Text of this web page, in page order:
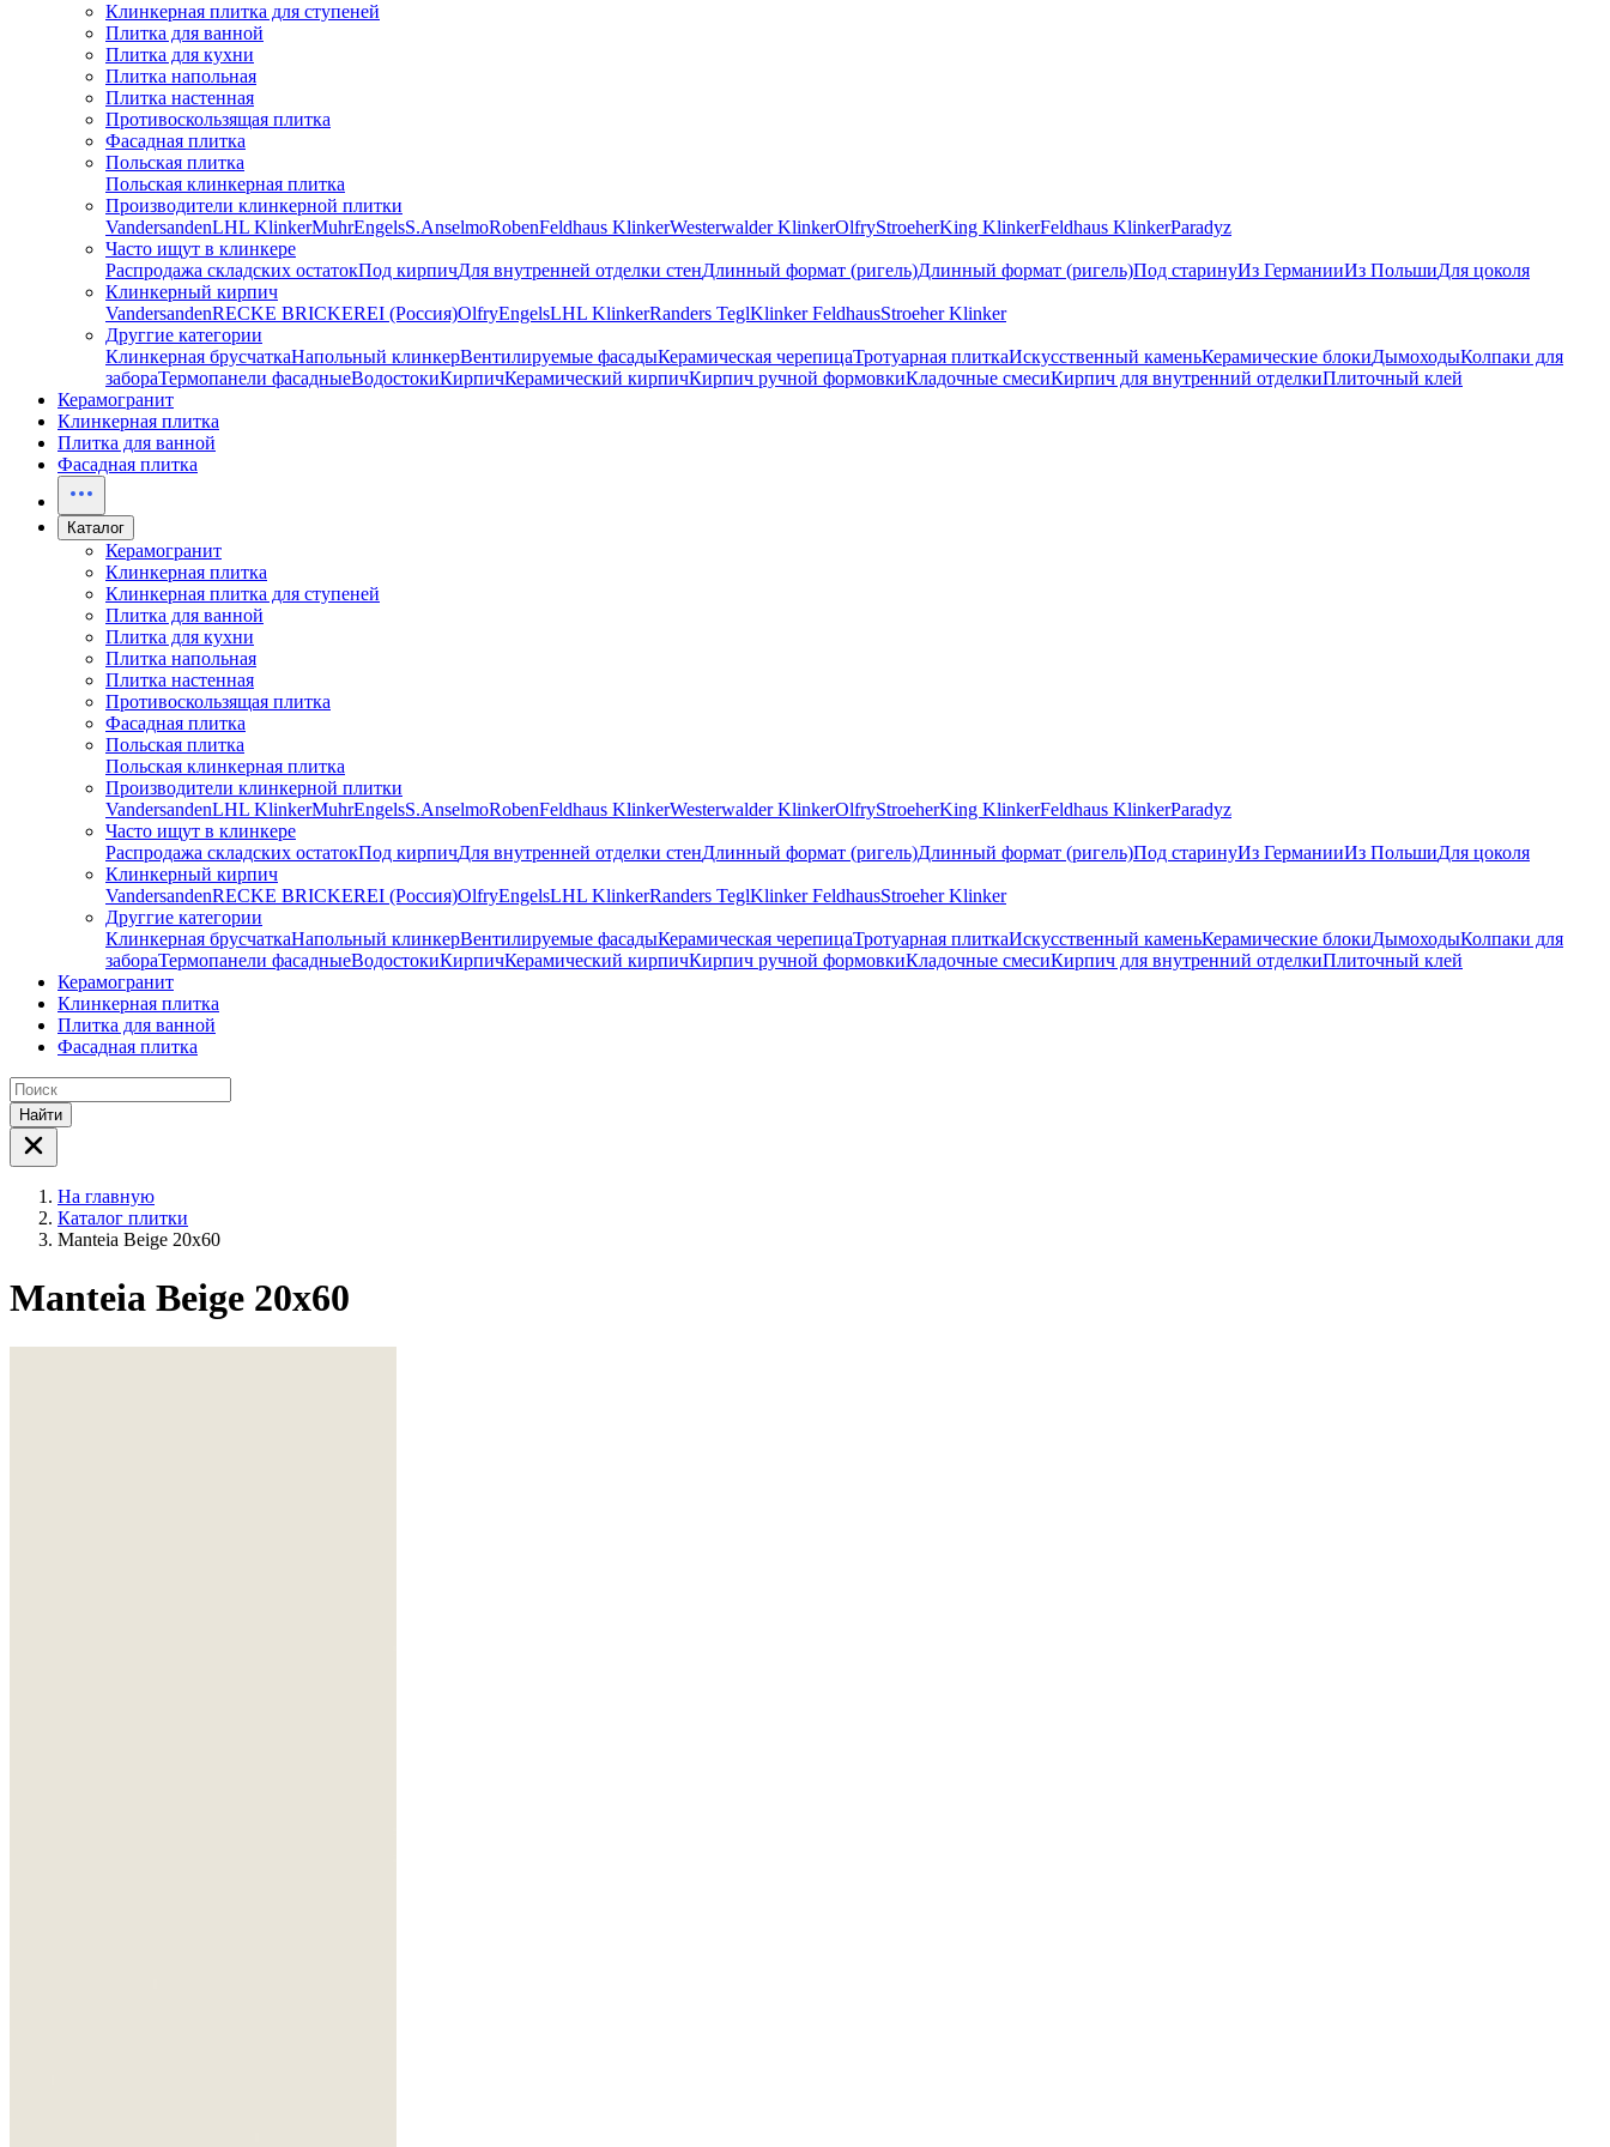
Клинкерная плитка для ступеней
Плитка для ванной
Плитка для кухни
Плитка напольная
Плитка настенная
Противоскользящая плитка
Фасадная плитка
Польская плитка
Польская клинкерная плитка
Производители клинкерной плитки
VandersandenLHL KlinkerMuhrEngelsS.AnselmoRobenFeldhaus KlinkerWesterwalder KlinkerOlfryStroeherKing KlinkerFeldhaus KlinkerParadyz
Часто ищут в клинкере
Распродажа складских остатокПод кирпичДля внутренней отделки стенДлинный формат (ригель)Длинный формат (ригель)Под старинуИз ГерманииИз ПольшиДля цоколя
Клинкерный кирпич
VandersandenRECKE BRICKEREI (Россия)OlfryEngelsLHL KlinkerRanders TeglKlinker FeldhausStroeher Klinker
Друггие категории
Клинкерная брусчаткаНапольный клинкерВентилируемые фасадыКерамическая черепицаТротуарная плиткаИскусственный каменьКерамические блокиДымоходыКолпаки для
забораТермопанели фасадныеВодостокиКирпичКерамический кирпичКирпич ручной формовкиКладочные смесиКирпич для внутренний отделкиПлиточный клей
Керамогранит
Клинкерная плитка
Плитка для ванной
Фасадная плитка
Каталог
Керамогранит
Клинкерная плитка
Клинкерная плитка для ступеней
Плитка для ванной
Плитка для кухни
Плитка напольная
Плитка настенная
Противоскользящая плитка
Фасадная плитка
Польская плитка
Польская клинкерная плитка
Производители клинкерной плитки
VandersandenLHL KlinkerMuhrEngelsS.AnselmoRobenFeldhaus KlinkerWesterwalder KlinkerOlfryStroeherKing KlinkerFeldhaus KlinkerParadyz
Часто ищут в клинкере
Распродажа складских остатокПод кирпичДля внутренней отделки стенДлинный формат (ригель)Длинный формат (ригель)Под старинуИз ГерманииИз ПольшиДля цоколя
Клинкерный кирпич
VandersandenRECKE BRICKEREI (Россия)OlfryEngelsLHL KlinkerRanders TeglKlinker FeldhausStroeher Klinker
Друггие категории
Клинкерная брусчаткаНапольный клинкерВентилируемые фасадыКерамическая черепицаТротуарная плиткаИскусственный каменьКерамические блокиДымоходыКолпаки для
забораТермопанели фасадныеВодостокиКирпичКерамический кирпичКирпич ручной формовкиКладочные смесиКирпич для внутренний отделкиПлиточный клей
Керамогранит
Клинкерная плитка
Плитка для ванной
Фасадная плитка
Найти
На главную
Каталог плитки
Manteia Beige 20x60
Manteia Beige 20x60